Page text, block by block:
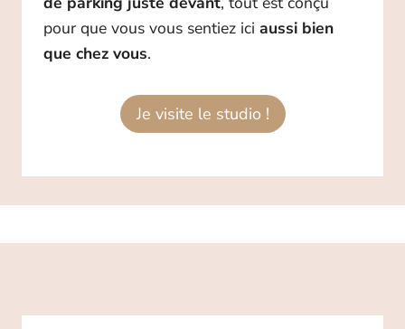
pour que vous vous sentiez ici aussi bien
que chez vous.
Je visite le studio !